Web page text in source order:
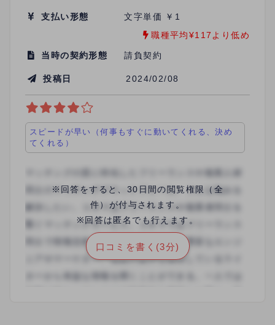
支払い形態
文字単価 ￥1
職種平均¥117より低め
当時の契約形態 請負契約
投稿日 2024/02/08
スピードが早い（何事もすぐに動いてくれる、決め
てくれる）
※回答をすると、30日間の閲覧権限（全
件）が付与されます。
※回答は匿名でも行えます。
口コミを書く(3分)